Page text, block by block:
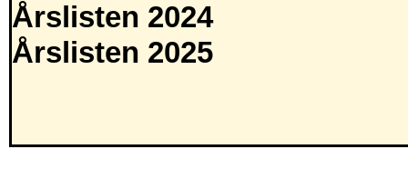
Årslisten 2024
Årslisten 2025